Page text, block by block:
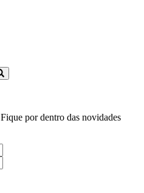
Fique por dentro das novidades